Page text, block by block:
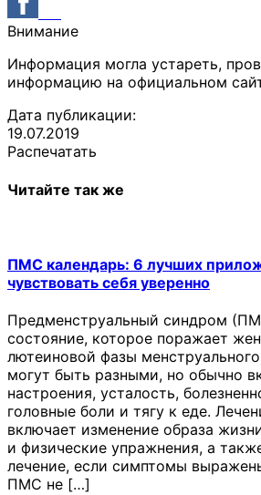
Внимание
Информация могла устареть,
информацию на официальном
Дата публикации:
19.07.2019
Распечатать
Читайте так же
ПМС календарь: 6 лучших
чувствовать себя уверенно
Предменструальный синдром
состояние, которое поражает
лютеиновой фазы
могут быть разными, но обычно
настроения, усталость,
головные боли и тягу к еде.
включает изменение образа
и физические упражнения, а
лечение, если симптомы
ПМС не […]